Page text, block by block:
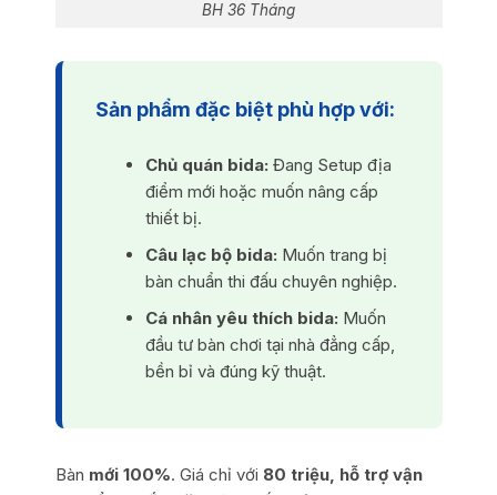
BH 36 Tháng
Sản phẩm đặc biệt phù hợp với:
Chủ quán bida: Đang Setup địa
điểm mới hoặc muốn nâng cấp
thiết bị.
Câu lạc bộ bida: Muốn trang bị
bàn chuẩn thi đấu chuyên nghiệp.
Cá nhân yêu thích bida: Muốn
đầu tư bàn chơi tại nhà đẳng cấp,
bền bỉ và đúng kỹ thuật.
Bàn mới 100%. Giá chỉ với 80 triệu, hỗ trợ vận